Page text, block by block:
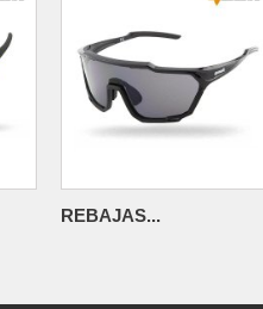
REBAJAS...